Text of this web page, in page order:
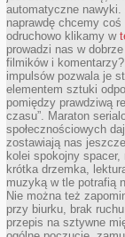
automatyczne
naprawdę chcemy
odruchowo klikamy w
prowadzi nas w
filmików i
impulsów pozwala je
elementem sztuki
pomiędzy prawdziwą
czasu”. Maraton
społecznościowych
zostawiają nas
kolei spokojny
krótka drzemka,
muzyką w tle potrafią
Nie można też
przy biurku, brak
przepis na sztywne